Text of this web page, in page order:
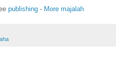
publishing - More majalah